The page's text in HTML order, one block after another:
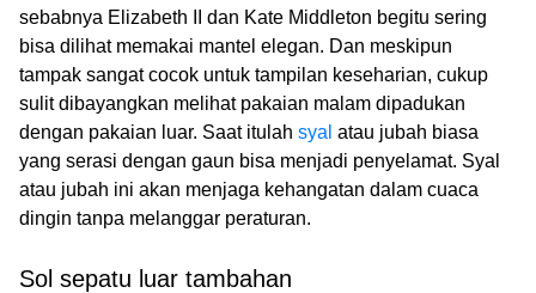
sebabnya Elizabeth II dan Kate Middleton begitu sering
bisa dilihat memakai mantel elegan. Dan meskipun
tampak sangat cocok untuk tampilan keseharian, cukup
sulit dibayangkan melihat pakaian malam dipadukan
dengan pakaian luar. Saat itulah syal atau jubah biasa
yang serasi dengan gaun bisa menjadi penyelamat. Syal
atau jubah ini akan menjaga kehangatan dalam cuaca
dingin tanpa melanggar peraturan.
Sol sepatu luar tambahan